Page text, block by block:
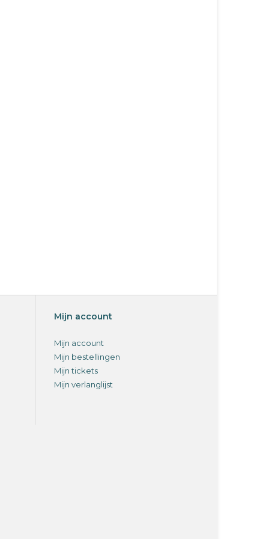
Mijn account
Mijn account
Mijn bestellingen
Mijn tickets
Mijn verlanglijst